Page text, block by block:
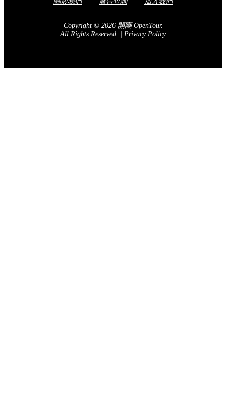
Copyright © 2026 開團 OpenTour.
All Rights Reserved. | Privacy Policy